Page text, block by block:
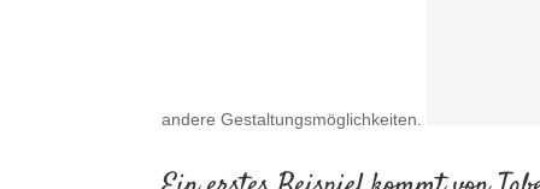
andere Gestaltungsmöglichkeiten.